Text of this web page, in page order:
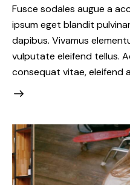
Fusce sodales augue a
ipsum eget blandit
dapibus. Vivamus
vulputate eleifend tellus.
consequat vitae, eleifend